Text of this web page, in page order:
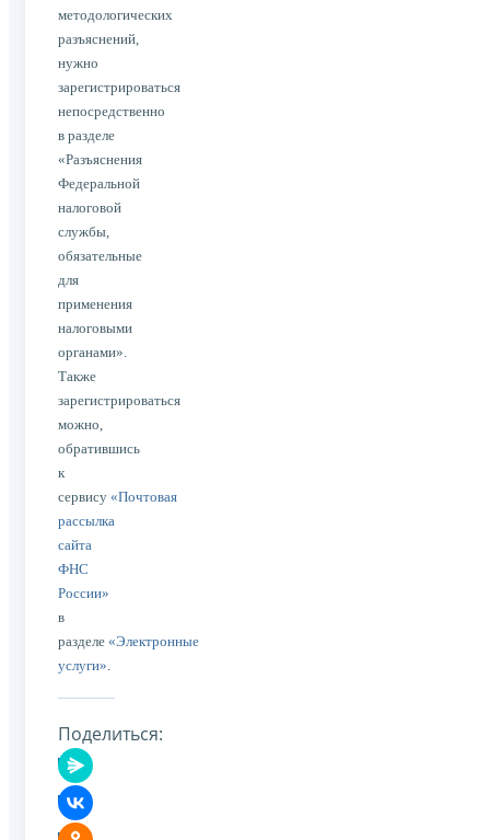
методологических
разъяснений,
нужно
зарегистрироваться
непосредственно
в разделе
«Разъяснения
Федеральной
налоговой
службы,
обязательные
для
применения
налоговыми
органами».
Также
зарегистрироваться
можно,
обратившись
к
сервису «Почтовая
рассылка
сайта
ФНС
России»
в
разделе «Электронные
услуги»
Поделиться: